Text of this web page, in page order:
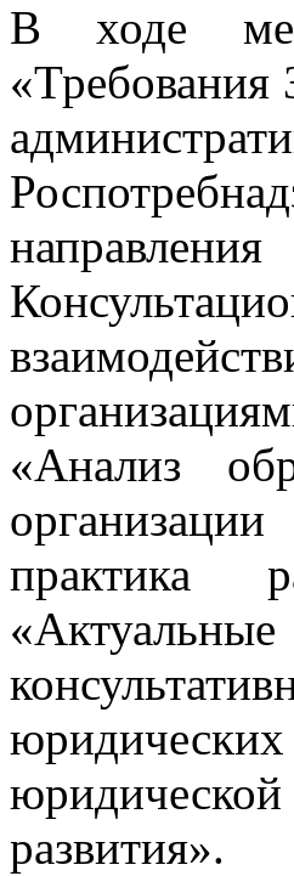
В ходе
«Требования
«Анализ
практика
развития».